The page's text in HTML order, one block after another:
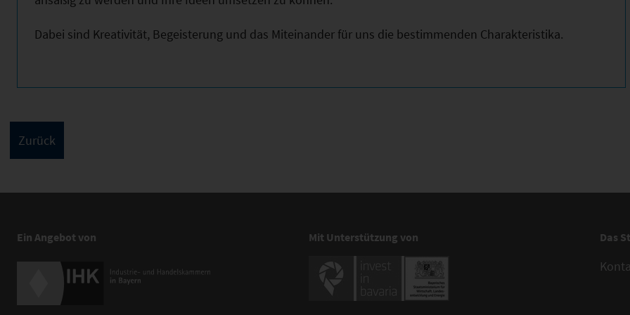
Dabei sind Kreativität, Begeisterung und das Miteinander für uns die bestimmenden Charakteristika.
Ein Angebot von Mit Unterstützung von Das